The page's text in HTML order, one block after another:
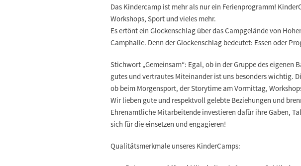
Das Kindercamp ist mehr als nur ein Ferienprogramm!
Workshops, Sport und vieles mehr.
Es ertönt ein Glockenschlag über das Campgelände von
Camphalle. Denn der Glockenschlag bedeutet: Essen oder
Stichwort „Gemeinsam“: Egal, ob in der Gruppe des
gutes und vertrautes Miteinander ist uns besonders wichtig.
ob beim Morgensport, der Storytime am Vormittag,
Wir lieben gute und respektvoll gelebte Beziehungen und
Ehrenamtliche Mitarbeitende investieren dafür ihre Gaben,
sich für die einsetzen und engagieren!
Qualitätsmerkmale unseres KinderCamps: